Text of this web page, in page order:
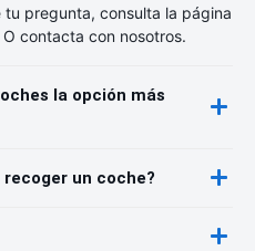
pregunta, consulta la página
contacta con nosotros.
la opción más
un coche?